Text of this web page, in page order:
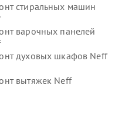
стиральных машин
варочных панелей
духовых шкафов Neff
вытяжек Neff